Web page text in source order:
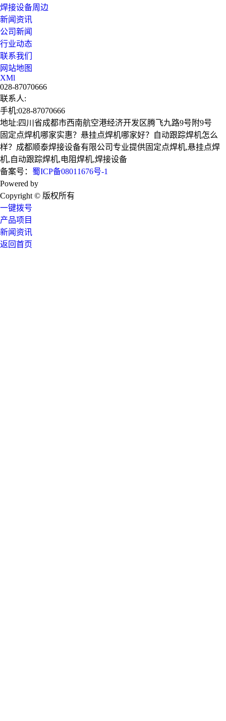
焊接设备周边
新闻资讯
公司新闻
行业动态
联系我们
网站地图
XMl
028-87070666
联系人:
手机:028-87070666
地址:四川省成都市西南航空港经济开发区腾飞九路9号附9号
固定点焊机哪家实惠？悬挂点焊机哪家好？自动跟踪焊机怎么
样？成都顺泰焊接设备有限公司专业提供固定点焊机,悬挂点焊
机,自动跟踪焊机,电阻焊机,焊接设备
备案号： 蜀ICP备08011676号-1
Powered by
Copyright © 版权所有
一键拨号
产品项目
新闻资讯
返回首页